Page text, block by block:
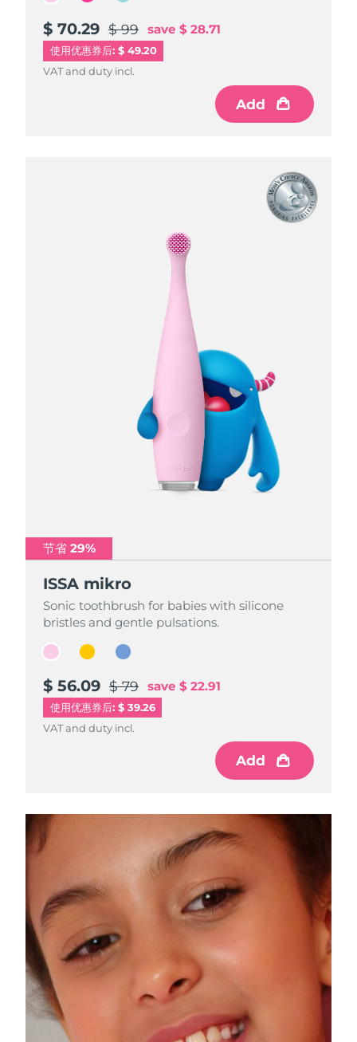
$ 70.29 $ 99 save $ 28.71
使用优惠券后: $ 49.20
VAT and duty incl.
Add
$ 70.29 $ 99 save $ 28.71
VAT and duty incl.
Add
$ 70.29 $ 99 save $ 28.71
VAT and duty incl.
Add
节省 29%
ISSA mikro
Sonic toothbrush for babies with silicone
bristles and gentle pulsations.
$ 56.09 $ 79 save $ 22.91
使用优惠券后: $ 39.26
VAT and duty incl.
Add
节省 29%
ISSA mikro
Sonic toothbrush for babies with silicone
bristles and gentle pulsations.
$ 56.09 $ 79 save $ 22.91
VAT and duty incl.
Add
节省 29%
ISSA mikro
Sonic toothbrush for babies with silicone
bristles and gentle pulsations.
$ 56.09 $ 79 save $ 22.91
VAT and duty incl.
Add